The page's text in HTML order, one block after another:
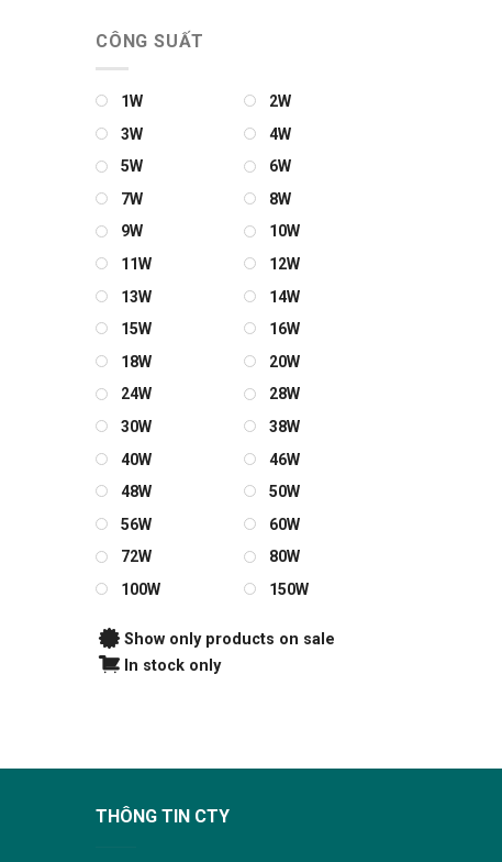
CÔNG SUẤT
1W
2W
3W
4W
5W
6W
7W
8W
9W
10W
11W
12W
13W
14W
15W
16W
18W
20W
24W
28W
30W
38W
40W
46W
48W
50W
56W
60W
72W
80W
100W
150W
Show only products on sale
In stock only
THÔNG TIN CTY